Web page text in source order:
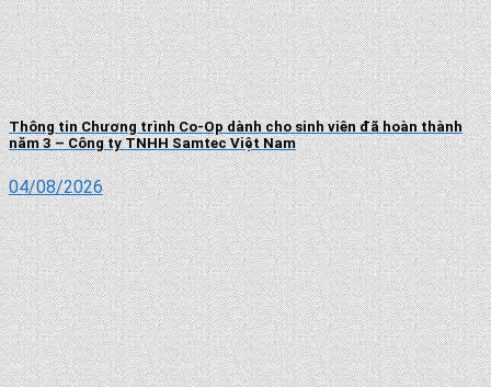
Thông tin Chương trình Co-Op dành cho sinh viên đã hoàn thành
năm 3 – Công ty TNHH Samtec Việt Nam
04/08/2026